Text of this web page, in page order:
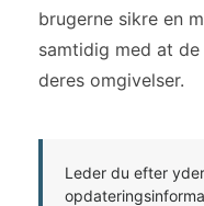
brugerne sikre en
samtidig med at
deres omgivelser.
Leder du efter